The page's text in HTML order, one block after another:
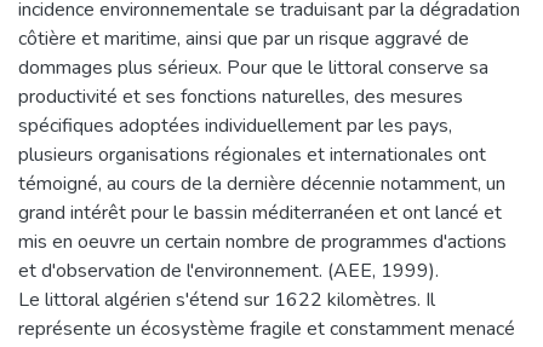
incidence environnementale se traduisant par la dégradation
côtière et maritime, ainsi que par un risque aggravé de
dommages plus sérieux. Pour que le littoral conserve sa
productivité et ses fonctions naturelles, des mesures
spécifiques adoptées individuellement par les pays,
plusieurs organisations régionales et internationales ont
témoigné, au cours de la dernière décennie notamment, un
grand intérêt pour le bassin méditerranéen et ont lancé et
mis en oeuvre un certain nombre de programmes d'actions
et d'observation de l'environnement. (AEE, 1999).
Le littoral algérien s'étend sur 1622 kilomètres. Il
représente un écosystème fragile et constamment menacé